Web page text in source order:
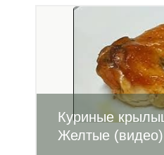
Куриные
Желтые (видео)